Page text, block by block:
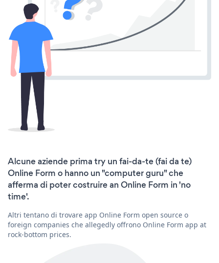
Alcune aziende prima try un fai-da-te (fai da te)
Online Form o hanno un "computer guru" che
afferma di poter costruire an Online Form in 'no
time'.
Altri tentano di trovare app Online Form open source o
foreign companies che allegedly offrono Online Form app at
rock-bottom prices.